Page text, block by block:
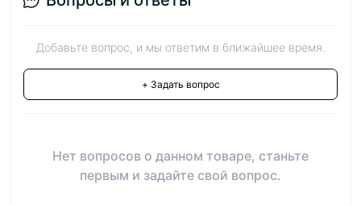
Добавьте вопрос, и мы ответим в ближайшее время.
+ Задать вопрос
Нет вопросов о данном товаре, станьте
первым и задайте свой вопрос.